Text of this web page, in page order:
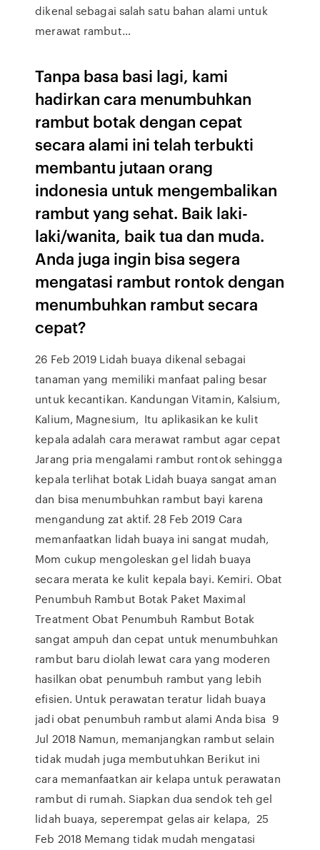
dikenal sebagai salah satu bahan alami untuk
merawat rambut…
Tanpa basa basi lagi, kami
hadirkan cara menumbuhkan
rambut botak dengan cepat
secara alami ini telah terbukti
membantu jutaan orang
indonesia untuk mengembalikan
rambut yang sehat. Baik laki-
laki/wanita, baik tua dan muda.
Anda juga ingin bisa segera
mengatasi rambut rontok dengan
menumbuhkan rambut secara
cepat?
26 Feb 2019 Lidah buaya dikenal sebagai
tanaman yang memiliki manfaat paling besar
untuk kecantikan. Kandungan Vitamin, Kalsium,
Kalium, Magnesium, Itu aplikasikan ke kulit
kepala adalah cara merawat rambut agar cepat
Jarang pria mengalami rambut rontok sehingga
kepala terlihat botak Lidah buaya sangat aman
dan bisa menumbuhkan rambut bayi karena
mengandung zat aktif. 28 Feb 2019 Cara
memanfaatkan lidah buaya ini sangat mudah,
Mom cukup mengoleskan gel lidah buaya
secara merata ke kulit kepala bayi. Kemiri. Obat
Penumbuh Rambut Botak Paket Maximal
Treatment Obat Penumbuh Rambut Botak
sangat ampuh dan cepat untuk menumbuhkan
rambut baru diolah lewat cara yang moderen
hasilkan obat penumbuh rambut yang lebih
efisien. Untuk perawatan teratur lidah buaya
jadi obat penumbuh rambut alami Anda bisa 9
Jul 2018 Namun, memanjangkan rambut selain
tidak mudah juga membutuhkan Berikut ini
cara memanfaatkan air kelapa untuk perawatan
rambut di rumah. Siapkan dua sendok teh gel
lidah buaya, seperempat gelas air kelapa, 25
Feb 2018 Memang tidak mudah mengatasi